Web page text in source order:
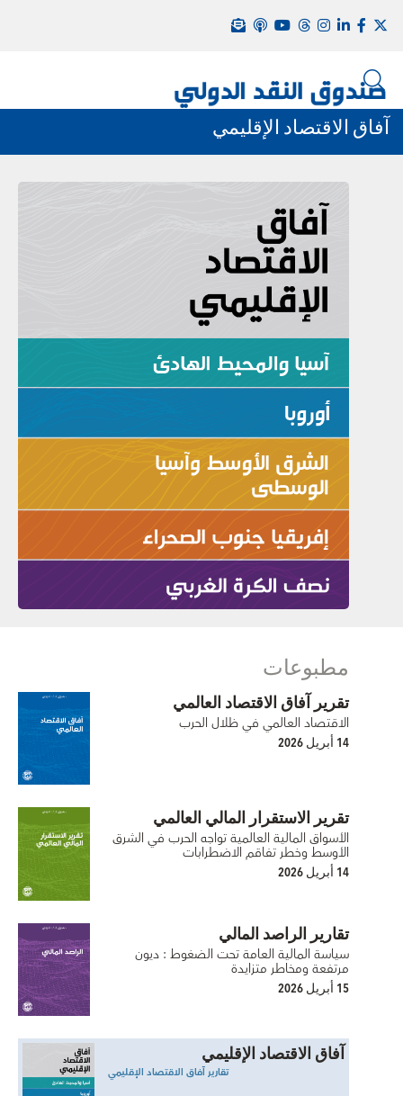
آفاق الاقتصاد الإقليمي
مطبوعات
تقرير آفاق الاقتصاد العالمي
الاقتصاد العالمي في ظلال الحرب
14 أبريل 2026
تقرير الاستقرار المالي العالمي
الأسواق المالية العالمية تواجه الحرب في الشرق
الأوسط وخطر تفاقم الاضطرابات
14 أبريل 2026
تقارير الراصد المالي
سياسة المالية العامة تحت الضغوط : ديون
مرتفعة ومخاطر متزايدة
15 أبريل 2026
آفاق الاقتصاد الإقليمي
تقارير آفاق الاقتصاد الإقليمي